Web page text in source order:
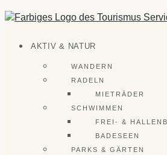
Zum
Inhalt
AKTIV & NATUR
WANDERN
RADELN
MIETRÄDER
SCHWIMMEN
FREI- &
BADESEEN
PARKS & GÄRTEN